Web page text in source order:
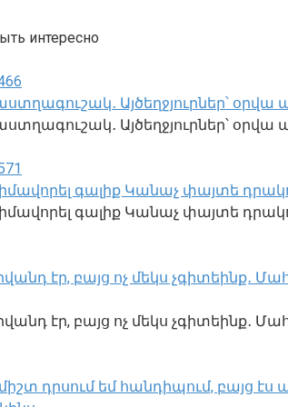
интересно
Այծեղջյուրներ՝ օրվա
Այծեղջյուրներ՝ օրվա
գալիք Կանաչ փայտե
գալիք Կանաչ փայտե
էր, բայց ոչ մեկս չգիտեինք․
էր, բայց ոչ մեկս չգիտեինք․
դրսում եմ հանդիպում, բայց էս